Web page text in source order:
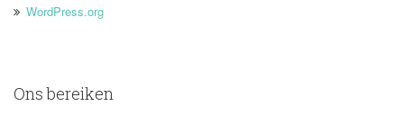
WordPress.org
Ons bereiken